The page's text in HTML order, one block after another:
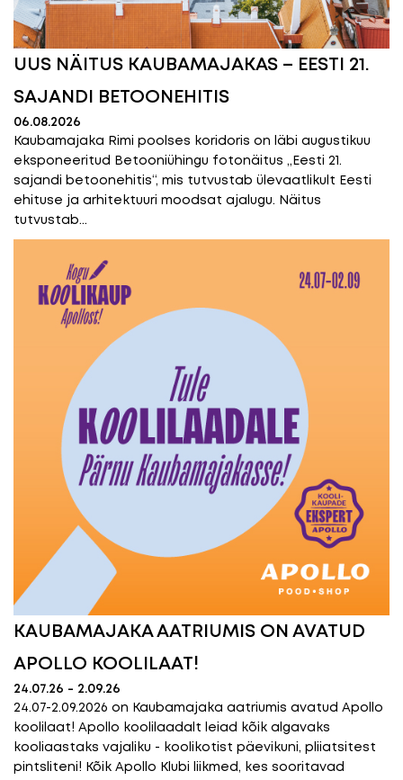
UUS NÄITUS KAUBAMAJAKAS – EESTI 21.
SAJANDI BETOONEHITIS
06.08.2026
Kaubamajaka Rimi poolses koridoris on läbi augustikuu
eksponeeritud Betooniühingu fotonäitus „Eesti 21.
sajandi betoonehitis“, mis tutvustab ülevaatlikult Eesti
ehituse ja arhitektuuri moodsat ajalugu. Näitus
tutvustab...
KAUBAMAJAKA AATRIUMIS ON AVATUD
APOLLO KOOLILAAT!
24.07.26 - 2.09.26
24.07-2.09.2026 on Kaubamajaka aatriumis avatud Apollo
koolilaat! Apollo koolilaadalt leiad kõik algavaks
kooliaastaks vajaliku - koolikotist päevikuni, pliiatsitest
pintsliteni! Kõik Apollo Klubi liikmed, kes sooritavad